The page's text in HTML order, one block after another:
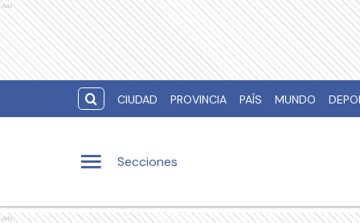
Ads
CIUDAD PROVINCIA PAÍS MUNDO
Secciones
Ads